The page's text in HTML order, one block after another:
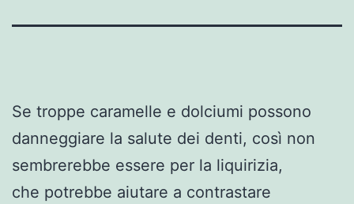
Se troppe caramelle e dolciumi possono
danneggiare la salute dei denti, così non
sembrerebbe essere per la liquirizia,
che potrebbe aiutare a contrastare